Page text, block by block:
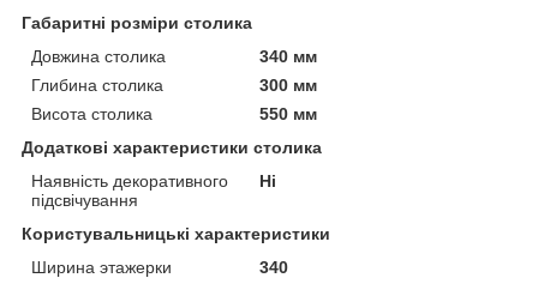
Габаритні розміри столика
Довжина столика
340 мм
Глибина столика
300 мм
Висота столика
550 мм
Додаткові характеристики столика
Наявність декоративного
підсвічування
Ні
Користувальницькі характеристики
Ширина этажерки
340